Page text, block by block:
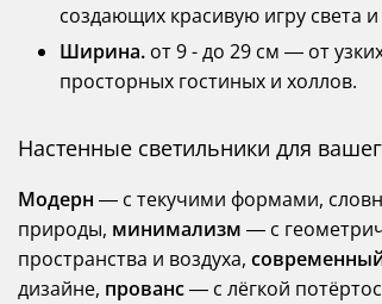
создающих красивую игру света
Ширина. от 9 - до 29 см — от
просторных гостиных и холлов.
Настенные светильники для
Модерн — с текучими формами,
природы, минимализм — с
пространства и воздуха,
дизайне, прованс— с лёгкой